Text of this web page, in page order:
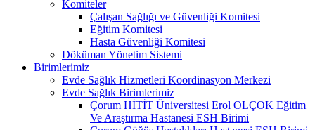
Komiteler
Çalışan Sağlığı ve Güvenliği Komitesi
Eğitim Komitesi
Hasta Güvenliği Komitesi
Döküman Yönetim Sistemi
Birimlerimiz
Evde Sağlık Hizmetleri Koordinasyon Merkezi
Evde Sağlık Birimlerimiz
Çorum HİTİT Üniversitesi Erol OLÇOK Eğitim
Ve Araştırma Hastanesi ESH Birimi